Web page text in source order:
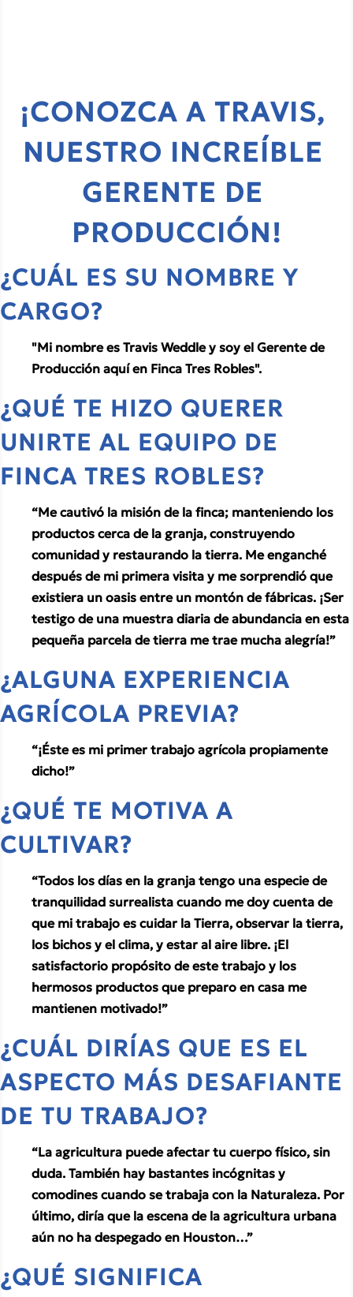
¡CONOZCA A TRAVIS,
NUESTRO INCREÍBLE
GERENTE DE
PRODUCCIÓN!
¿CUÁL ES SU NOMBRE Y
CARGO?
"Mi nombre es Travis Weddle y soy el Gerente de
Producción aquí en Finca Tres Robles".
¿QUÉ TE HIZO QUERER
UNIRTE AL EQUIPO DE
FINCA TRES ROBLES?
“Me cautivó la misión de la finca; manteniendo los
productos cerca de la granja, construyendo
comunidad y restaurando la tierra. Me enganché
después de mi primera visita y me sorprendió que
existiera un oasis entre un montón de fábricas. ¡Ser
testigo de una muestra diaria de abundancia en esta
pequeña parcela de tierra me trae mucha alegría!”
¿ALGUNA EXPERIENCIA
AGRÍCOLA PREVIA?
“¡Éste es mi primer trabajo agrícola propiamente
dicho!”
¿QUÉ TE MOTIVA A
CULTIVAR?
“Todos los días en la granja tengo una especie de
tranquilidad surrealista cuando me doy cuenta de
que mi trabajo es cuidar la Tierra, observar la tierra,
los bichos y el clima, y estar al aire libre. ¡El
satisfactorio propósito de este trabajo y los
hermosos productos que preparo en casa me
mantienen motivado!”
¿CUÁL DIRÍAS QUE ES EL
ASPECTO MÁS DESAFIANTE
DE TU TRABAJO?
“La agricultura puede afectar tu cuerpo físico, sin
duda. También hay bastantes incógnitas y
comodines cuando se trabaja con la Naturaleza. Por
último, diría que la escena de la agricultura urbana
aún no ha despegado en Houston…”
¿QUÉ SIGNIFICA